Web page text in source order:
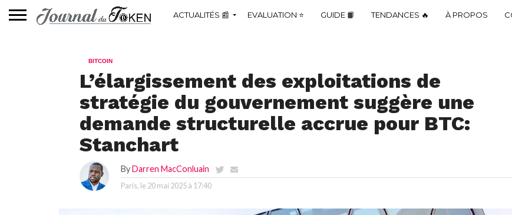
ACTUALITÉS 📰 EVALUATION ⭐ GUIDE 📙 TENDANCES 🔥 À PROPOS
BITCOIN
L’élargissement des exploitations de
stratégie du gouvernement suggère une
demande structurelle accrue pour BTC:
Stanchart
ByDarren MacConluain
Paris, le 20 mai 2025 à 17:40